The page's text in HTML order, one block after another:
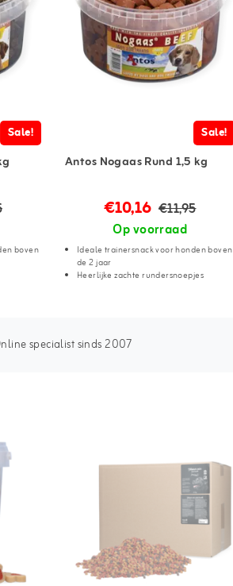
Sale!
boven
Sale!
Antos Nogaas Rund 1,5 kg
€10,16 €11,95
Op voorraad
Ideale trainersnack voor honden boven
de 2 jaar
Heerlijke zachte rundersnoepjes
specialist sinds 2007